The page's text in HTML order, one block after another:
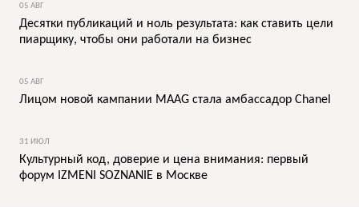
05 АВГ
Десятки публикаций и ноль результата: как ставить цели
пиарщику, чтобы они работали на бизнес
05 АВГ
Лицом новой кампании MAAG стала амбассадор Chanel
31 ИЮЛ
Культурный код, доверие и цена внимания: первый
форум IZMENI SOZNANIE в Москве